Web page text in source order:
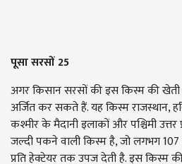
पूसा सरसों 25
अगर किसान सरसों की इस किस्म की
अर्जित कर सकते हैं. यह किस्म राजस्थान,
कश्मीर के मैदानी इलाकों और पश्चिमी
जल्दी पकने वाली किस्म है, जो लगभग
प्रति हेक्टेयर तक उपज देती है. इस किस्म